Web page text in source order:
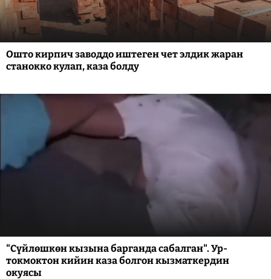
Ошто кирпич заводдо иштеген чет элдик жаран
станокко кулап, каза болду
"Сүйлөшкөн кызына барганда сабалган". Ур-
токмоктон кийин каза болгон кызматкердин
окуясы